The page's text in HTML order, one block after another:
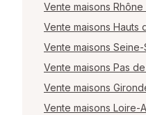
Vente maisons
Vente maisons Hauts
Vente maisons
Vente maisons Pas
Vente maisons
Vente maisons Loire-